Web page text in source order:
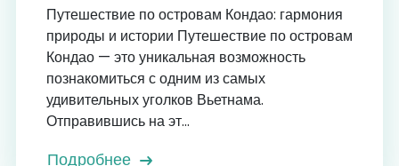
Путешествие по островам Кондао: гармония
природы и истории Путешествие по островам
Кондао — это уникальная возможность
познакомиться с одним из самых
удивительных уголков Вьетнама.
Отправившись на эт...
Подробнее